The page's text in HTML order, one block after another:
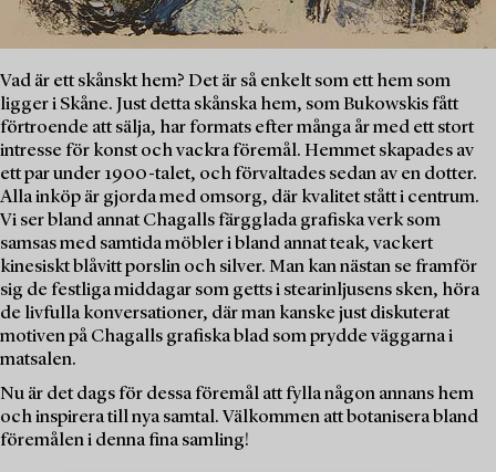
Vad är ett skånskt hem? Det är så enkelt som ett hem som
ligger i Skåne. Just detta skånska hem, som Bukowskis fått
förtroende att sälja, har formats efter många år med ett stort
intresse för konst och vackra föremål. Hemmet skapades av
ett par under 1900-talet, och förvaltades sedan av en dotter.
Alla inköp är gjorda med omsorg, där kvalitet stått i centrum.
Vi ser bland annat Chagalls färgglada grafiska verk som
samsas med samtida möbler i bland annat teak, vackert
kinesiskt blåvitt porslin och silver. Man kan nästan se framför
sig de festliga middagar som getts i stearinljusens sken, höra
de livfulla konversationer, där man kanske just diskuterat
motiven på Chagalls grafiska blad som prydde väggarna i
matsalen.
Nu är det dags för dessa föremål att fylla någon annans hem
och inspirera till nya samtal. Välkommen att botanisera bland
föremålen i denna fina samling!